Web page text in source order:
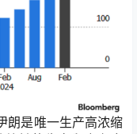
朗是唯一生产高浓缩